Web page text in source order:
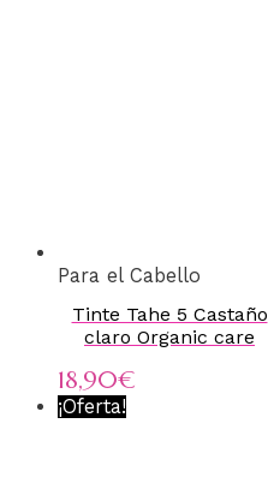
Para el Cabello
Tinte Tahe 5 Castaño
claro Organic care
18,90€
¡Oferta!